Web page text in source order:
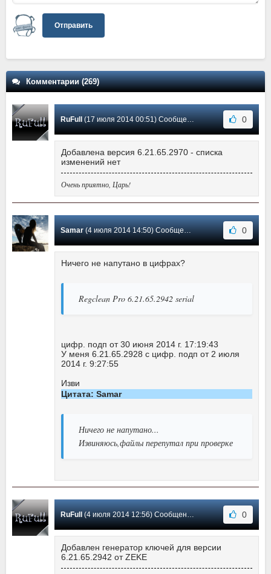
Отправить
Комментарии (269)
RuFull (17 июля 2014 00:51) Сообщение #182 0
Добавлена версия 6.21.65.2970 - списка
изменений нет
Очень приятно, Царь!
Samar(4 июля 2014 14:50) Сообщение #181 0
Ничего не напутано в цифрах?
Regclean Pro 6.21.65.2942 serial
цифр. подп от 30 июня 2014 г. 17:19:43
У меня 6.21.65.2928 с цифр. подп от 2 июля
2014 г. 9:27:55
Изви
Цитата: Samar
Ничего не напутано...
Извиняюсь,файлы перепутал при проверке
RuFull (4 июля 2014 12:56) Сообщение #180 0
Добавлен генератор ключей для версии
6.21.65.2942 от ZEKE